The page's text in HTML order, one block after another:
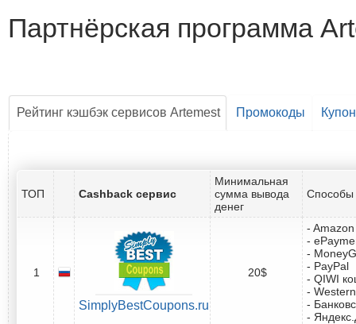
Партнёрская программа
Рейтинг кэшбэк сервисов Artemest Промокоды
ТОП Cashback сервис
Минимальная
сумма вывода
денег
Способы
1
SimplyBestCoupons.ru
20$
-
-
-
- PayPal
- QIWI
-
-
-